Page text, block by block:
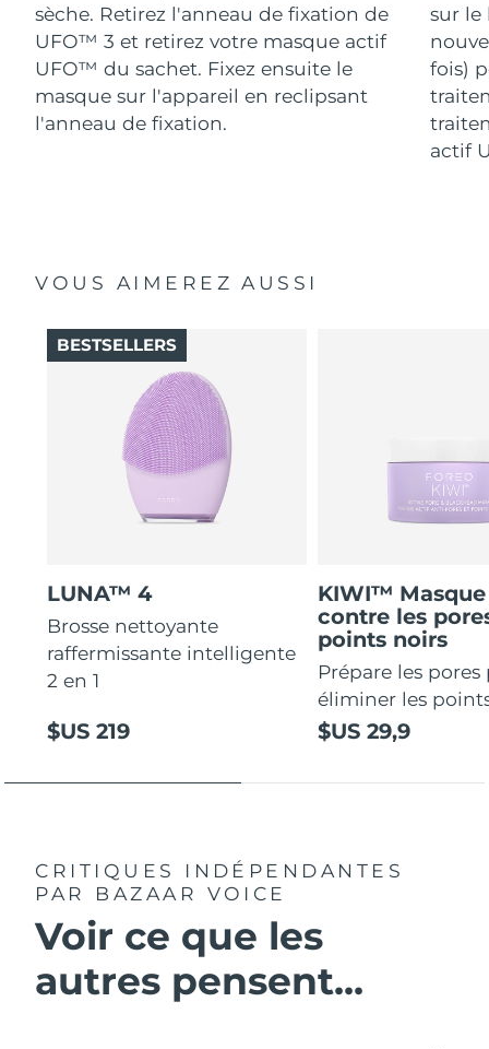
sèche. Retirez l'anneau de fixation de
UFO™ 3 et retirez votre masque actif
UFO™ du sachet. Fixez ensuite le
masque sur l'appareil en reclipsant
l'anneau de fixation.
sur le
fois)
actif
VOUS AIMEREZ AUSSI
LUNA™ 4
Brosse nettoyante
raffermissante intelligente
2 en 1
$US 219
BESTSELLERS
KIWI™
contre les
points noirs
Prépare les
éliminer les
$US 29,9
CRITIQUES INDÉPENDANTES
PAR BAZAAR VOICE
Voir ce que les
autres pensent...